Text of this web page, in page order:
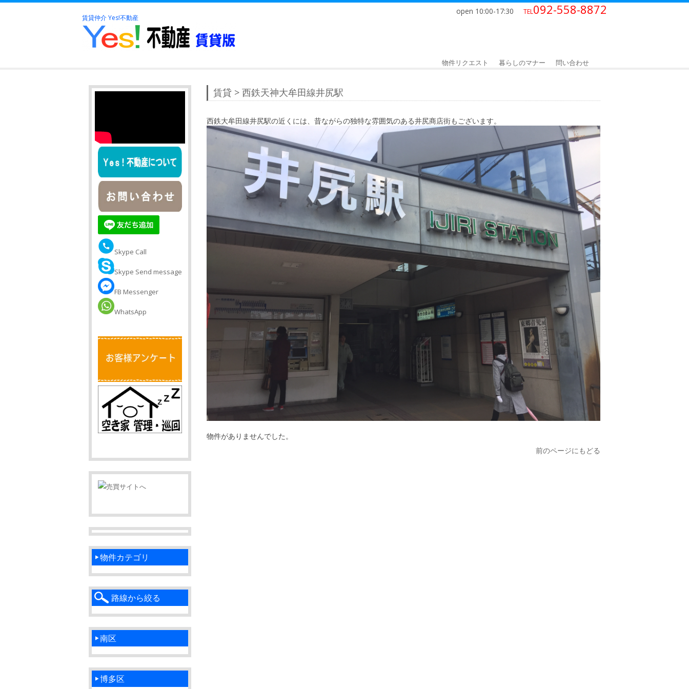
賃貸仲介 Yes!不動産
open 10:00-17:30 TEL092-558-8872
物件リクエスト 暮らしのマナー 問い合わせ
賃貸 > 西鉄天神大牟田線井尻駅
西鉄大牟田線井尻駅の近くには、昔ながらの独特な雰囲気のある井尻商店街もございます。
物件がありませんでした。
前のページにもどる
Skype Call
Skype Send message
FB Messenger
WhatsApp
物件カテゴリ
路線から絞る
南区
博多区